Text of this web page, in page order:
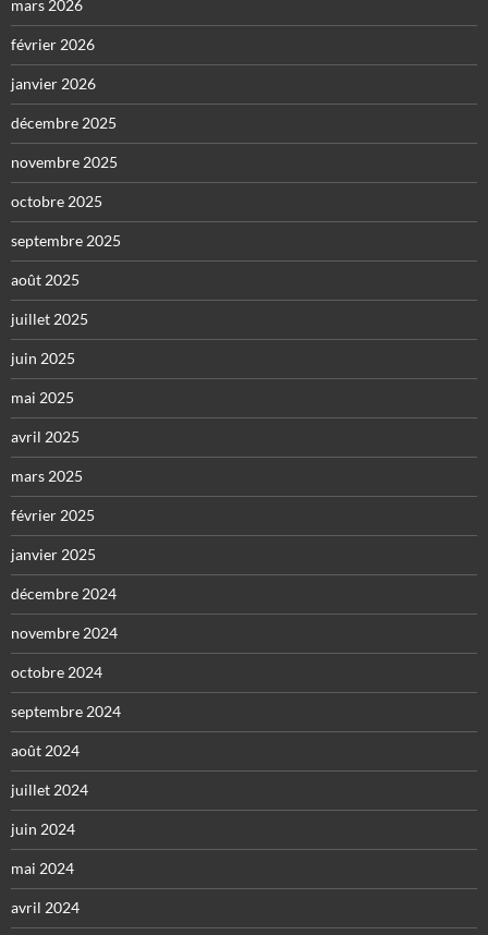
mars 2026
février 2026
janvier 2026
décembre 2025
novembre 2025
octobre 2025
septembre 2025
août 2025
juillet 2025
juin 2025
mai 2025
avril 2025
mars 2025
février 2025
janvier 2025
décembre 2024
novembre 2024
octobre 2024
septembre 2024
août 2024
juillet 2024
juin 2024
mai 2024
avril 2024